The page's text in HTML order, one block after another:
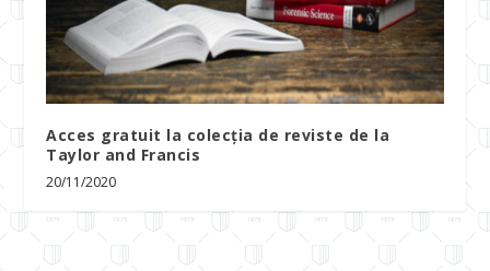
Acces gratuit la colecția de reviste de la
Taylor and Francis
20/11/2020